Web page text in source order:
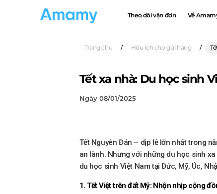
Theo dõi vận đơn Về
Trang chủ / Hữu ích cho gửi hàng /
Tết xa nhà: Du học sinh
Ngày 08/01/2025
Tết Nguyên Đán – dịp lễ lớn nhất trong
an lành. Nhưng với những du học sinh
du học sinh Việt Nam tại Đức, Mỹ, Úc,
1. Tết Việt trên đất Mỹ: Nhộn nhịp cộng